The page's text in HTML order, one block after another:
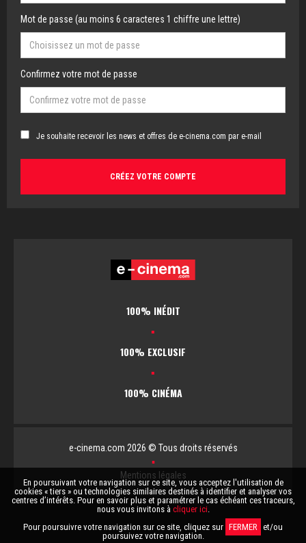
En poursuivant votre navigation sur ce site, vous acceptez l'utilisation de
cookies « tiers » ou technologies similaires destinés à identifier et analyser vos
centres d’intérêts. Pour en savoir plus et paramétrer le cas échéant ces traceurs,
nous vous invitons à cliquer ici.
Pour poursuivre votre navigation sur ce site, cliquez sur FERMER et/ou
poursuivez votre navigation.
Mot de passe (au moins 6 caracteres 1 chiffre une lettre)
Confirmez votre mot de passe
Je souhaite recevoir les news et offres de e-cinema.com par e-mail
100% INÉDIT
▪
100% EXCLUSIF
▪
100% CINÉMA
e-cinema.com 2026 © Tous droits réservés
▪
Mentions légales